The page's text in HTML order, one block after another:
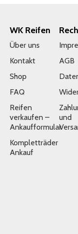
WK Reifen
Über uns
Kontakt
Shop
FAQ
Reifen
verkaufen –
Ankaufformular
Kompletträder
Ankauf
AGB
und